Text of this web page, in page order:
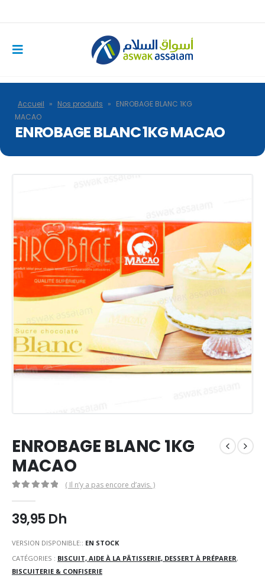
Accueil » Nos produits » ENROBAGE BLANC 1KG
MACAO
ENROBAGE BLANC 1KG MACAO
ENROBAGE BLANC 1KG
MACAO
( Il n’y a pas encore d’avis. )
39,95Dh
VERSION DISPONIBLE:: EN STOCK
CATÉGORIES : BISCUIT, AIDE À LA PÂTISSERIE, DESSERT À PRÉPARER,
BISCUITERIE & CONFISERIE